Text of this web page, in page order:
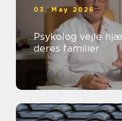
03. May 2026
Psykolog vejle hjælp til børn, unge og
deres familier